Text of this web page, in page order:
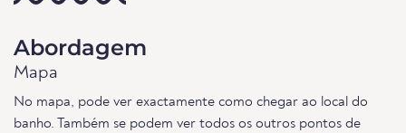
Abordagem
Mapa
No mapa, pode ver exactamente como chegar ao local do
banho. Também se podem ver todos os outros pontos de